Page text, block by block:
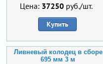
Цена: 37250 руб./шт.
Купить
Ливневый колодец в сборе
695 мм 3 м